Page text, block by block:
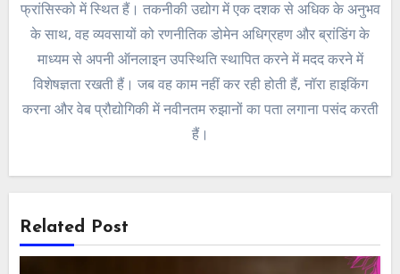
फ्रांसिस्को में स्थित हैं। तकनीकी उद्योग में एक दशक से अधिक के अनुभव
के साथ, वह व्यवसायों को रणनीतिक डोमेन अधिग्रहण और ब्रांडिंग के
माध्यम से अपनी ऑनलाइन उपस्थिति स्थापित करने में मदद करने में
विशेषज्ञता रखती हैं। जब वह काम नहीं कर रही होती हैं, नॉरा हाइकिंग
करना और वेब प्रौद्योगिकी में नवीनतम रुझानों का पता लगाना पसंद करती
हैं।
Related Post